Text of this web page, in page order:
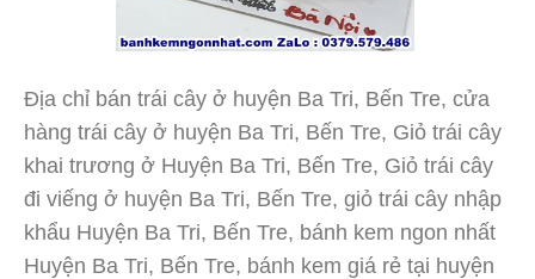
Địa chỉ bán trái cây ở huyện Ba Tri, Bến Tre, cửa
hàng trái cây ở huyện Ba Tri, Bến Tre, Giỏ trái cây
khai trương ở Huyện Ba Tri, Bến Tre, Giỏ trái cây
đi viếng ở huyện Ba Tri, Bến Tre, giỏ trái cây nhập
khẩu Huyện Ba Tri, Bến Tre, bánh kem ngon nhất
Huyện Ba Tri, Bến Tre, bánh kem giá rẻ tại huyện